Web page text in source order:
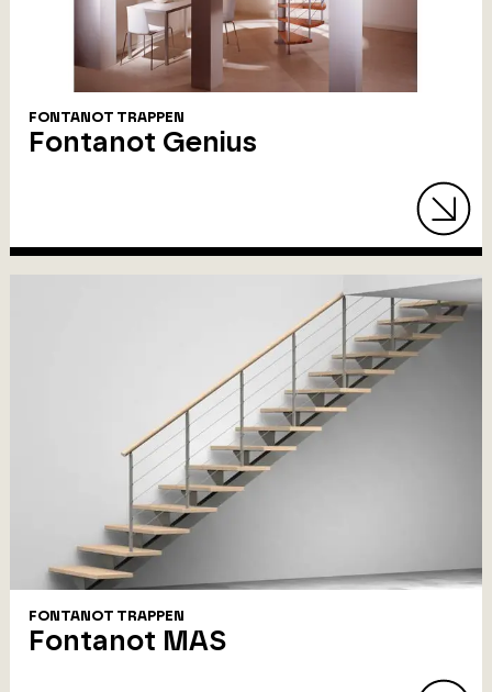
FONTANOT TRAPPEN
Fontanot Genius
FONTANOT TRAPPEN
Fontanot MAS